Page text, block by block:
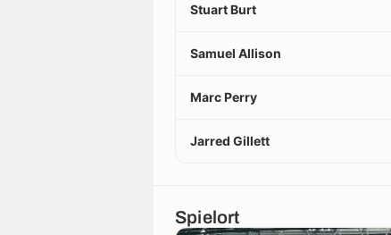
Stuart Burt
Samuel Allison
Marc Perry
Jarred Gillett
Spielort